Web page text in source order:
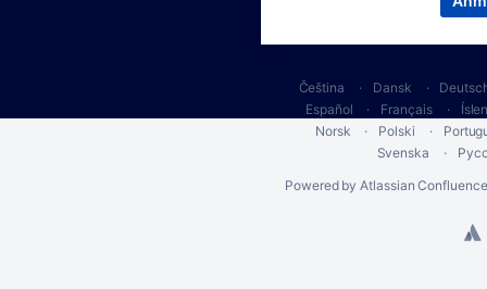
Čeština Dansk
Español
Français
Norsk
Polski
Svenska
Powered byAtlassian Confluence